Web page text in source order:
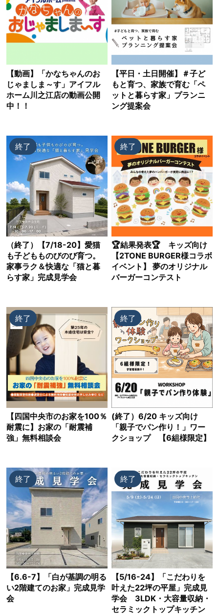
【動画】「かなちゃんのお
じゃましま～す」アイフル
ホーム川之江店の動画公開
中！！
【平日・土日開催】＃子ど
もと育つ、家族で育む「ペ
ットと暮らす家」プランニ
ング提案会
終了
（終了）【7/18-20】愛猫
も子どもものびのび育つ。
家事ラク＆快適な「猫と暮
らす家」完成見学会
終了
🏆結果発表🏆 キッズ向け
【2TONE BURGER様コラボ
イベント】 夢のオリジナル
バーガーコンテスト
終了
【四国中央市のお家を100％
耐震に】お家の「耐震補
強」無料相談会
終了
(終了）6/20 キッズ向け
「親子でパン作り！」ワー
クショップ 【6組様限定】
終了
【6.6-7】「白が基調の明る
い2階建てのお家」完成見学
会
終了
【5/16-24】「こだわりを
叶えた22坪の平屋」完成見
学会 3LDK・大容量収納・
セラミックトップキッチン